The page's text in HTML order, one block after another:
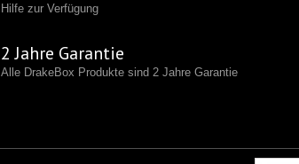
Hilfe zur Verfügung
2 Jahre Garantie
Alle DrakeBox Produkte sind 2 Jahre Garantie